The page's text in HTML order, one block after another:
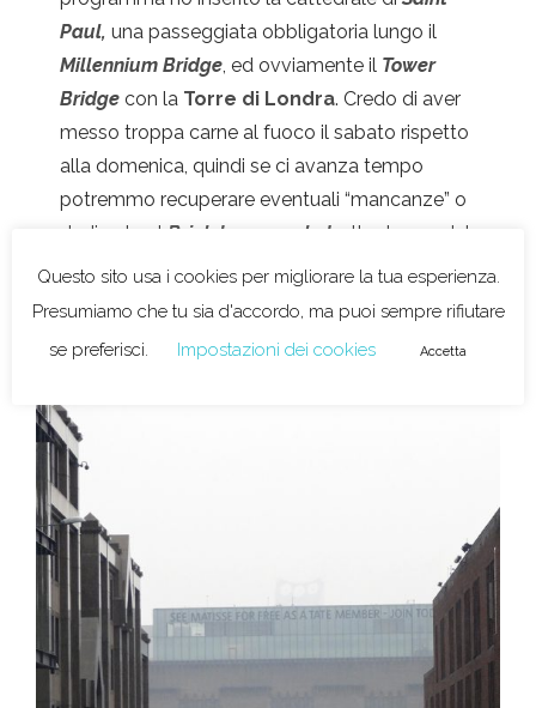
Paul, una passeggiata obbligatoria lungo il
Millennium Bridge, ed ovviamente il Tower
Bridge con la Torre di Londra. Credo di aver
messo troppa carne al fuoco il sabato rispetto
alla domenica, quindi se ci avanza tempo
potremmo recuperare eventuali “mancanze” o
dedicarlo al Brick Lane market , altro luogo del
quale ho sentito parlare un gran bene.
Questo sito usa i cookies per migliorare la tua esperienza.
Presumiamo che tu sia d'accordo, ma puoi sempre rifiutare
se preferisci.
Impostazioni dei cookies Accetta